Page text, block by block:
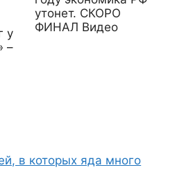
у
–
утонет. СКОРО
ФИНАЛ Видео
в которых яда много